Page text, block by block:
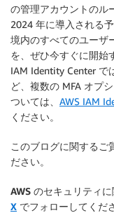
の管理アカウントのル
2024 年に導入される
境内のすべてのユーザ
を、ぜひ今すぐに開始
IAM Identity Center で
ど、複数の MFA オプ
ついては、 AWS IAM
ください。
このブログに関するご
ださい。
AWS のセキュリティ
X でフォローしてくだ